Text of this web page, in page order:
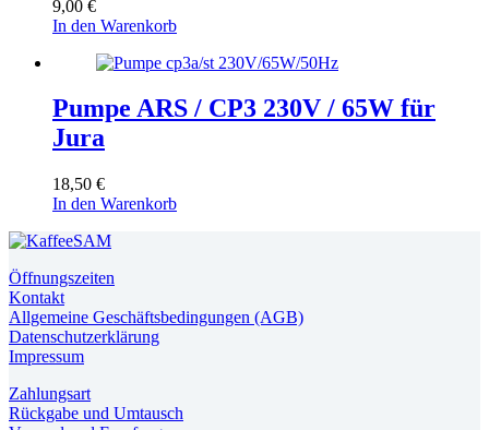
9,00 €
In den Warenkorb
Pumpe ARS / CP3 230V / 65W für
Jura
18,50 €
In den Warenkorb
Öffnungszeiten
Kontakt
Allgemeine Geschäftsbedingungen (AGB)
Datenschutzerklärung
Impressum
Zahlungsart
Rückgabe und Umtausch